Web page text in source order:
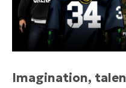
Imagination,